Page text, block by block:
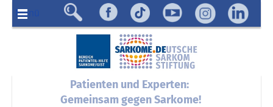
Menü
Patienten und Experten:
Gemeinsam gegen Sarkome!